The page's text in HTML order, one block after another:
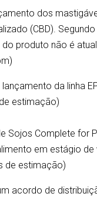
dos
(CBD).
produto não é
lançamento da linha
estimação)
Sojos Complete for
em estágio
de estimação)
acordo de